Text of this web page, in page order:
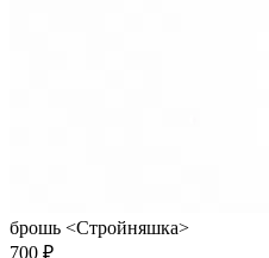
брошь <Стройняшка>
700 ₽